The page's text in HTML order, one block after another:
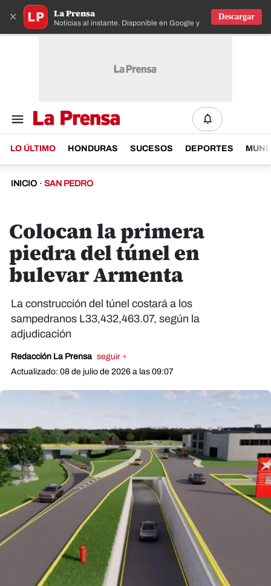
× La Prensa
Noticias al instante. Disponible en Google y IOS
Descargar
LO ÚLTIMO HONDURAS SUCESOS DEPORTES
INICIO · SAN PEDRO
Colocan la primera
piedra del túnel en
bulevar Armenta
La construcción del túnel costará a los
sampedranos L33,432,463.07, según la
adjudicación
Redacción La Prensa seguir +
Actualizado: 08 de julio de 2026 a las 09:07